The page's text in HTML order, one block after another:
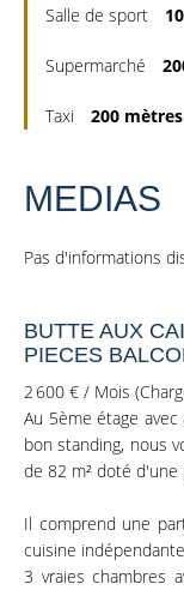
Salle de sport
Supermarché
Taxi 200 mètres
MEDIAS
Pas d'informations
BUTTE AUX
PIECES
2 600 € / Mois
Au 5ème étage
bon standing, nous
de 82 m² doté
Il comprend une
cuisine
3 vraies chambres